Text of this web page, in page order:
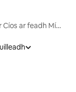
Áiteanna ar Cíos ar feadh Míosa